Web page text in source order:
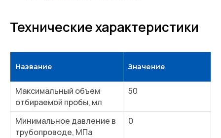
Технические характеристики
Название Значение
Максимальный объем
отбираемой пробы, мл
50
Минимальное давление в
трубопроводе, МПа
0